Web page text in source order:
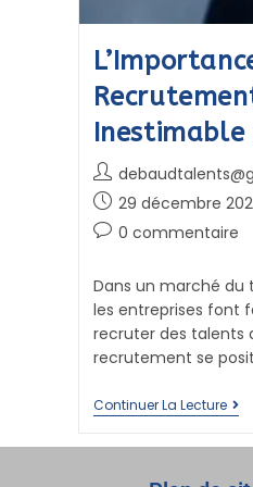
29 décembre
0 commentaire
Dans un marché du
les entreprises font
recruter des talents
recrutement se
Continuer La Lecture